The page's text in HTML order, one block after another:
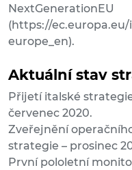
NextGenerationEU
(https://
europe_en).
Aktuální stav
Přijetí italské
červenec 2020.
Zveřejnění
strategie – prosinec
První pololetní